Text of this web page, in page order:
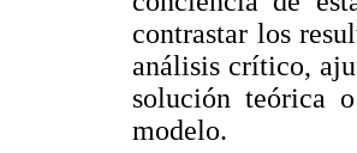
contrastar los
análisis crítico,
solución teórica
modelo.